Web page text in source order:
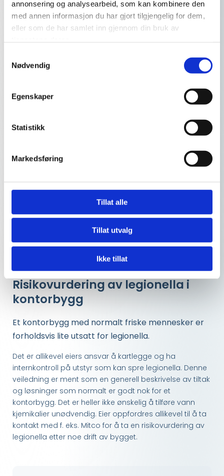
annonsering og analysearbeid, som kan kombinere den
med annen informasjon du har gjort tilgjengelig for dem,
eller som de har samlet inn gjennom din bruk av
Nødvendig
Egenskaper
Statistikk
Markedsføring
Tillat alle
Tillat utvalg
Ikke tillat
Slangebruddsventiler, tilsvarende
WaterBlock eller mekanisk aquastop er
ikke god nok sikring.
automatisk ved tilkoblingspunktet/
maskinen vil ikke dette oppfylle
Risikovurdering av legionella i
kontorbygg
Et kontorbygg med normalt friske mennesker er
forholdsvis lite utsatt for legionella.
Det er allikevel eiers ansvar å kartlegge og ha
internkontroll på utstyr som kan spre legionella. Denne
veiledning er ment som en generell beskrivelse av tiltak
og løsninger som normalt er godt nok for et
kontorbygg. Det er heller ikke ønskelig å tilføre vann
kjemikalier unødvendig. Eier oppfordres allikevel til å ta
kontakt med f. eks. Mitco for å ta en risikovurdering av
legionella etter noe drift av bygget.